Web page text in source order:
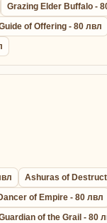
Grazing Elder Buffalo -
of Offering - 80 лвл
Ashuras of
of Empire - 80 лвл
of the Grail - 80